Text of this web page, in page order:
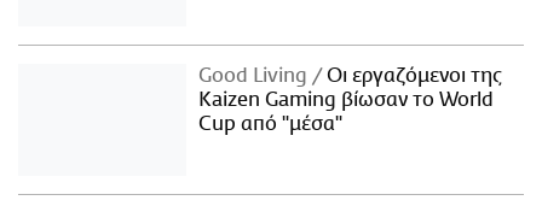
Good Living
Οι εργαζόμενοι της
Kaizen Gaming βίωσαν το World
Cup από "μέσα"